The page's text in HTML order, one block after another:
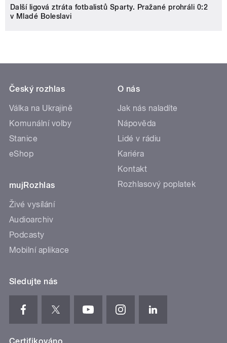
Další ligová ztráta fotbalistů Sparty. Pražané prohráli 0:2
v Mladé Boleslavi
Český rozhlas
Válka na Ukrajině
Komunální volby
Stanice
eShop
mujRozhlas
Živé vysílání
Audioarchiv
Podcasty
Mobilní aplikace
O nás
Jak nás naladíte
Nápověda
Lidé v rádiu
Kariéra
Kontakt
Rozhlasový poplatek
Sledujte nás
Certifikováno